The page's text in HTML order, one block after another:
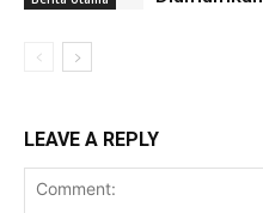
LEAVE A REPLY